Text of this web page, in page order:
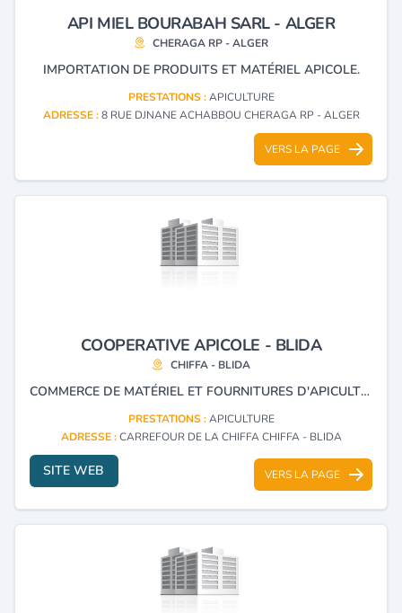
API MIEL BOURABAH SARL - ALGER
CHERAGA RP - ALGER
IMPORTATION DE PRODUITS ET MATÉRIEL APICOLE.
PRESTATIONS :APICULTURE
ADRESSE :8 RUE DJNANE ACHABBOU CHERAGA RP - ALGER
VERS LA PAGE
COOPERATIVE APICOLE - BLIDA
CHIFFA - BLIDA
COMMERCE DE MATÉRIEL ET FOURNITURES D'APICULTURE.
PRESTATIONS :APICULTURE
ADRESSE :CARREFOUR DE LA CHIFFA CHIFFA - BLIDA
SITE WEB VERS LA PAGE